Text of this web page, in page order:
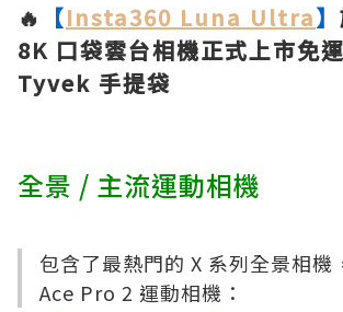
🔥 【Insta360 Luna Ultra】
8K 口袋雲台相機正式上市免
Tyvek 手提袋
全景 / 主流運動相機
包含了最熱門的 X 系列全景相機
Ace Pro 2 運動相機：